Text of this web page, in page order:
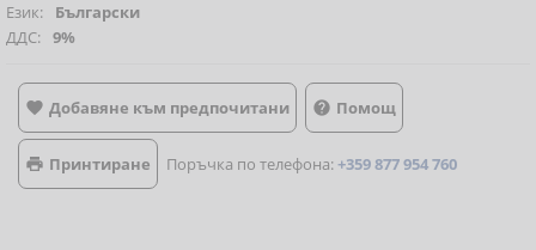
Език:
Български
ДДС: 9%
 Добавяне към предпочитани  Помощ
 Принтиране Поръчка по телефона:+359 877 954 760